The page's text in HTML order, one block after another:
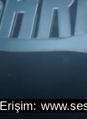
Erişim: